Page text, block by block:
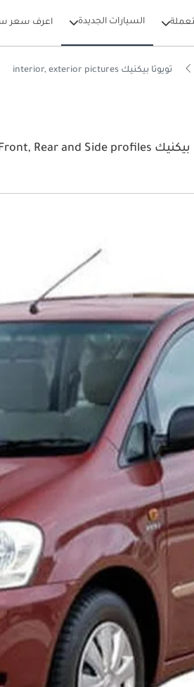
السيارات الجديدة اعرف سعر
تويوتا بيكنيك interior, exterior pictures